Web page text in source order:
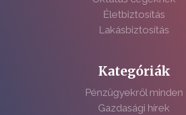
Életbiztosítás
Lakásbiztosítás
Kategóriák
Pénzügyekről minden
Gazdasági hírek